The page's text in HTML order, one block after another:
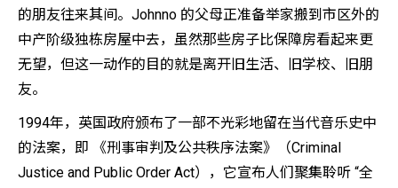
的朋友往来其间。Johnno 的父母正准备举家搬到市区外的
中产阶级独栋房屋中去，虽然那些房子比保障房看起来更
无望，但这一动作的目的就是离开旧生活、旧学校、旧朋
友。
1994年，英国政府颁布了一部不光彩地留在当代音乐史中
的法案，即 《刑事审判及公共秩序法案》（Criminal
Justice and Public Order Act），它宣布人们聚集聆听 “全